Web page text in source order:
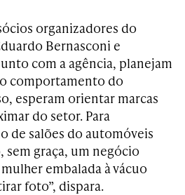
organizadores do
Bernasconi e
com a agência, planejam
comportamento do
esperam orientar marcas
do setor. Para
de salões do automóveis
sem graça, um negócio
embalada à vácuo
foto”, dispara.